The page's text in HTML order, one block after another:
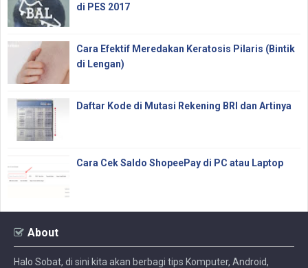
di PES 2017
Cara Efektif Meredakan Keratosis Pilaris (Bintik
di Lengan)
Daftar Kode di Mutasi Rekening BRI dan Artinya
Cara Cek Saldo ShopeePay di PC atau Laptop
About
Halo Sobat, di sini kita akan berbagi tips Komputer, Android,